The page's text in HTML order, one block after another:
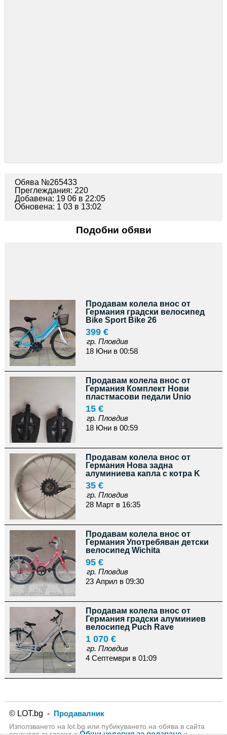
Обява №265433
Преглеждания: 220
Добавена: 19 06 в 22:05
Обновена: 1 03 в 13:02
Подобни обяви
Продавам колела внос от
Германия градски велосипед
Bike Sport Bike 26
399 €
гр. Пловдив
18 Юни в 00:58
Продавам колела внос от
Германия Комплект Нови
пластмасови педали Unio
15 €
гр. Пловдив
18 Юни в 00:59
Продавам колела внос от
Германия Нова задна
алуминиева капла с котра K
35 €
гр. Пловдив
28 Март в 16:35
Продавам колела внос от
Германия Употребяван детски
велосипед Wichita
95 €
гр. Пловдив
23 Април в 09:30
Продавам колела внос от
Германия градски алуминиев
велосипед Puch Rave
1 070 €
гр. Пловдив
4 Септември в 01:09
© LOT.bg - Продавалник
Използването на lot.bg или пубикуването на обява в сайта